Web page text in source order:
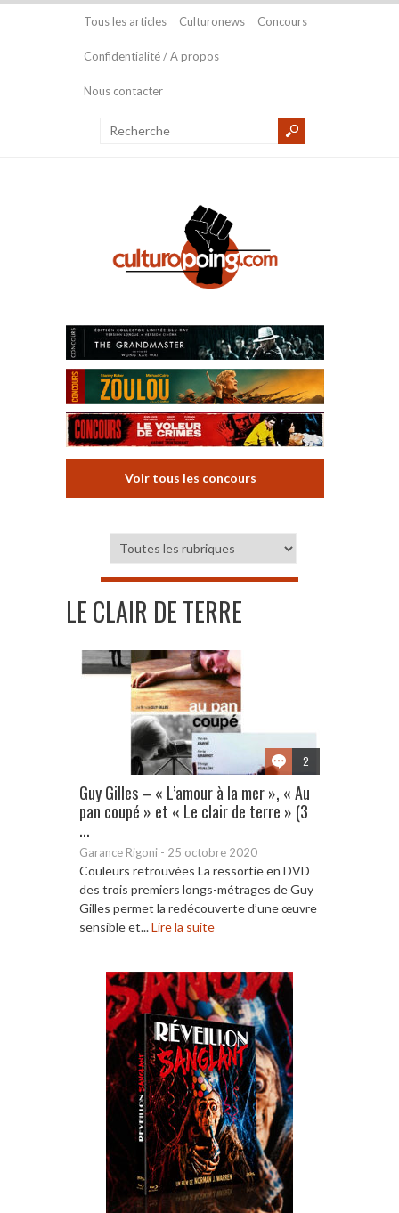
Tous les articles Culturonews Concours
Confidentialité / A propos
Nous contacter
Voir tous les concours
LE CLAIR DE TERRE
2
Guy Gilles – « L’amour à la mer », « Au
pan coupé » et « Le clair de terre » (3
...
Garance Rigoni - 25 octobre 2020
Couleurs retrouvées La ressortie en DVD
des trois premiers longs-métrages de Guy
Gilles permet la redécouverte d’une œuvre
sensible et...Lire la suite